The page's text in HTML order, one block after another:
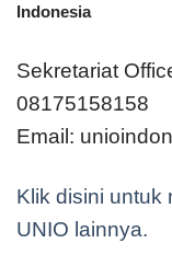
Indonesia
Sekretariat
08175158158
Email:
Klik disini untuk
UNIO lainnya.